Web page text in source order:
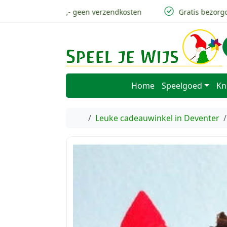
v.a 50,- geen verzendkosten Gratis bezorgd
Home Speelgoed
Home
Leuke cadeauwinkel in Deventer